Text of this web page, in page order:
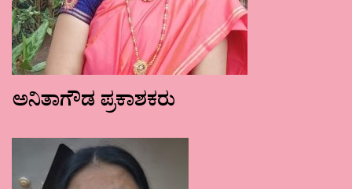
ಅನಿತಾಗೌಡ ಪ್ರಕಾಶಕರು